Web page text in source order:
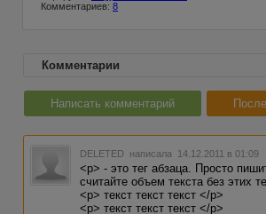
Комментариев: 8
Комментарии
Написать комментарий
DELETED написала 14.12.2011 в 01:09
<p> - это тег абзаца. Просто
считайте объем текста без этих
<p> текст текст текст </p>
<p> текст текст текст </p>